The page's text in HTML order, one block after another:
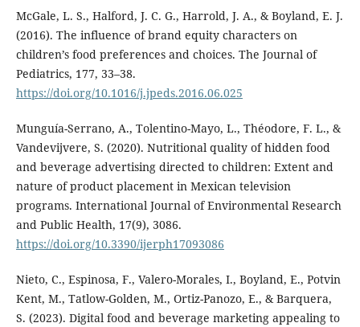
McGale, L. S., Halford, J. C. G., Harrold, J. A., & Boyland, E. J.
(2016). The influence of brand equity characters on
children’s food preferences and choices. The Journal of
Pediatrics, 177, 33–38.
https://doi.org/10.1016/j.jpeds.2016.06.025
Munguía-Serrano, A., Tolentino-Mayo, L., Théodore, F. L., &
Vandevijvere, S. (2020). Nutritional quality of hidden food
and beverage advertising directed to children: Extent and
nature of product placement in Mexican television
programs. International Journal of Environmental Research
and Public Health, 17(9), 3086.
https://doi.org/10.3390/ijerph17093086
Nieto, C., Espinosa, F., Valero-Morales, I., Boyland, E., Potvin
Kent, M., Tatlow-Golden, M., Ortiz-Panozo, E., & Barquera,
S. (2023). Digital food and beverage marketing appealing to